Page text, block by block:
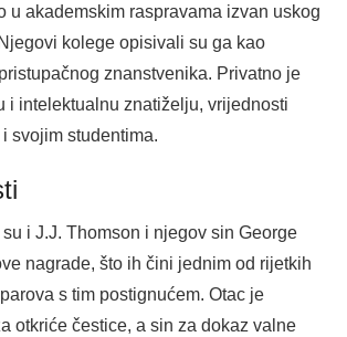
u akademskim raspravama izvan uskog
kolege opisivali su ga kao
znanstvenika. Privatno je
i intelektualnu znatiželju, vrijednosti
svojim studentima.
i J.J. Thomson i njegov sin George
nagrade, što ih čini jednim od rijetkih
s tim postignućem. Otac je
otkriće čestice, a sin za dokaz valne